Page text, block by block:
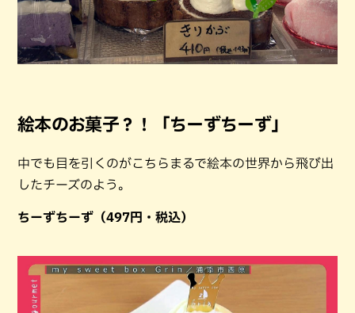
絵本のお菓子？！「ちーずちーず」
中でも目を引くのがこちらまるで絵本の世界から飛び出
したチーズのよう。
ちーずちーず（497円・税込）